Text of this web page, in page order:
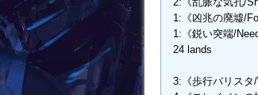
1:《凶兆の廃墟/
1:《鋭い突端/
24 lands
3:《歩行バリスタ